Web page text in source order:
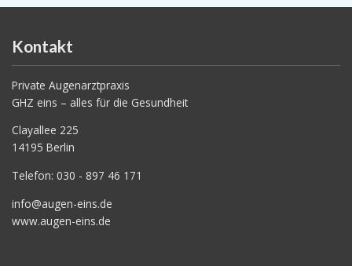
Kontakt
Private Augenarztpraxis
GHZ eins – alles für die Gesundheit
Clayallee 225
14195 Berlin
Telefon: 030 - 897 46 171
info@augen-eins.de
www.augen-eins.de